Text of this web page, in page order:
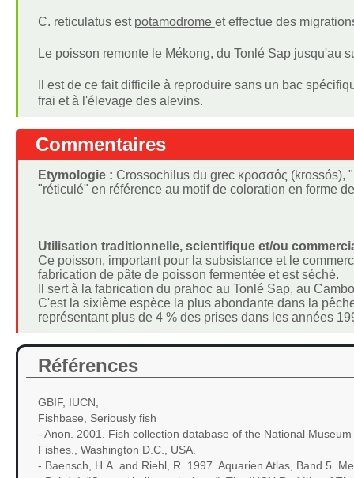
C. reticulatus est potamodrome et effectue des
Le poisson remonte le Mékong, du Tonlé Sap jusqu'au
Il est de ce fait difficile à reproduire sans un bac
frai et à l'élevage des alevins.
Commentaires
Etymologie : Crossochilus du grec κροσσός (krossós),
"réticulé" en référence au motif de coloration en forme
Utilisation traditionnelle, scientifique et/ou
Ce poisson, important pour la subsistance et le
fabrication de pâte de poisson fermentée et est séché.
Il sert à la fabrication du prahoc au Tonlé Sap, au
C'est la sixième espèce la plus abondante dans la
représentant plus de 4 % des prises dans les années
Références
GBIF, IUCN,
Fishbase, Seriously fish
- Anon. 2001. Fish collection database of the National
Fishes., Washington D.C., USA.
- Baensch, H.A. and Riehl, R. 1997. Aquarien Atlas, Band 5.